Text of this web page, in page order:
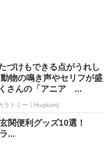
づけもできる点がうれし
物の鳴き声やセリフが盛
さんの「アニア ...
ラトミー｜Hugkum)
玄関便利グッズ10選！
...